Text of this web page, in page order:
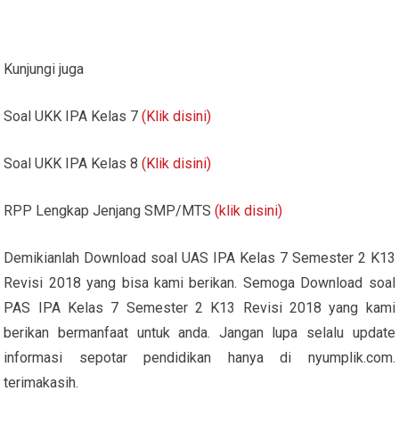
Kunjungi juga
Soal UKK IPA Kelas 7 (Klik disini)
Soal UKK IPA Kelas 8(Klik disini)
RPP Lengkap Jenjang SMP/MTS(klik disini)
Demikianlah Download soal UAS IPA Kelas 7 Semester 2 K13
Revisi 2018 yang bisa kami berikan. Semoga Download soal
PAS IPA Kelas 7 Semester 2 K13 Revisi 2018 yang kami
berikan bermanfaat untuk anda. Jangan lupa selalu update
informasi sepotar pendidikan hanya di nyumplik.com.
terimakasih.